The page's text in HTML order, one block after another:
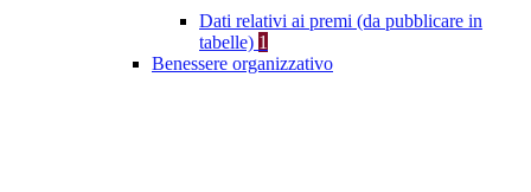
Dati relativi ai premi (da pubblicare in
tabelle) 1
Benessere organizzativo